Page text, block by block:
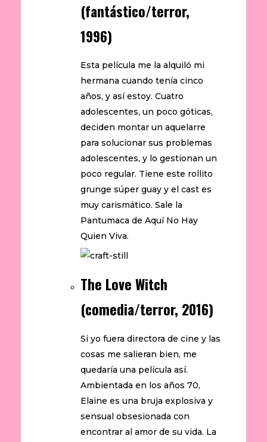
(fantástico/terror,
1996)
Esta película me la alquiló mi
hermana cuando tenía cinco
años, y así estoy. Cuatro
adolescentes, un poco góticas,
deciden montar un aquelarre
para solucionar sus problemas
adolescentes, y lo gestionan un
poco regular. Tiene este rollito
grunge súper guay y el cast es
muy carismático. Sale la
Pantumaca de Aquí No Hay
Quien Viva.
The Love Witch
(comedia/terror, 2016)
Si yo fuera directora de cine y las
cosas me salieran bien, me
quedaría una película así.
Ambientada en los años 70,
Elaine es una bruja explosiva y
sensual obsesionada con
encontrar al amor de su vida. La